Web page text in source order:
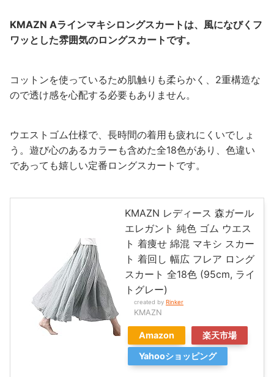
KMAZN Aラインマキシロングスカートは、風になびくフ
ワッとした雰囲気のロングスカートです。
コットンを使っているため肌触りも柔らかく、2重構造な
ので透け感を心配する必要もありません。
ウエストゴム仕様で、長時間の着用も疲れにくいでしょ
う。遊び心のあるカラーも含めた全18色があり、色違い
であっても嬉しい定番ロングスカートです。
KMAZN レディース 森ガール
エレガント 純色 ゴム ウエス
ト 着痩せ 綿混 マキシ スカー
ト 着回し 幅広 フレア ロング
スカート 全18色 (95cm, ライ
トグレー)
created by Rinker
KMAZN
Amazon
楽天市場
Yahooショッピング